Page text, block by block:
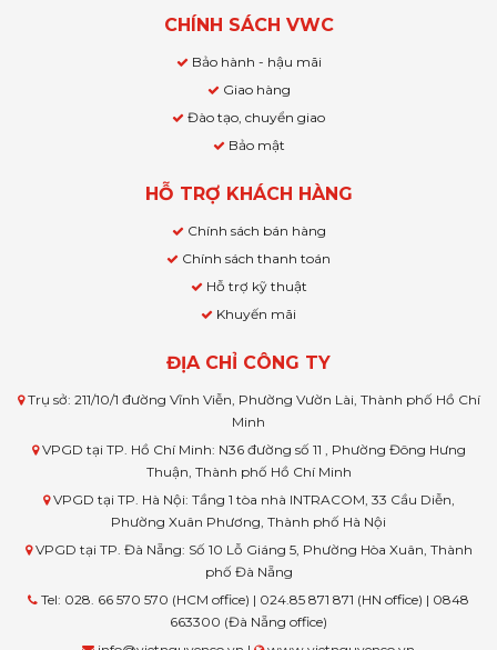
CHÍNH SÁCH VWC
Bảo hành - hậu mãi
Giao hàng
Đào tạo, chuyển giao
Bảo mật
HỖ TRỢ KHÁCH HÀNG
Chính sách bán hàng
Chính sách thanh toán
Hỗ trợ kỹ thuật
Khuyến mãi
ĐỊA CHỈ CÔNG TY
Trụ sở: 211/10/1 đường Vĩnh Viễn, Phường Vườn Lài, Thành phố Hồ Chí
Minh
VPGD tại TP. Hồ Chí Minh: N36 đường số 11 , Phường Đông Hưng
Thuận, Thành phố Hồ Chí Minh
VPGD tại TP. Hà Nội: Tầng 1 tòa nhà INTRACOM, 33 Cầu Diễn,
Phường Xuân Phương, Thành phố Hà Nội
VPGD tại TP. Đà Nẵng: Số 10 Lỗ Giáng 5, Phường Hòa Xuân, Thành
phố Đà Nẵng
Tel: 028. 66 570 570 (HCM office) | 024.85 871 871 (HN office) | 0848
663300 (Đà Nẵng office)